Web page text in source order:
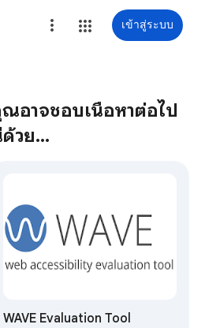
เข้าสู่ระบบ
อาจชอบเนื้อหาต่อไป
วย…
WAVE Evaluation Tool